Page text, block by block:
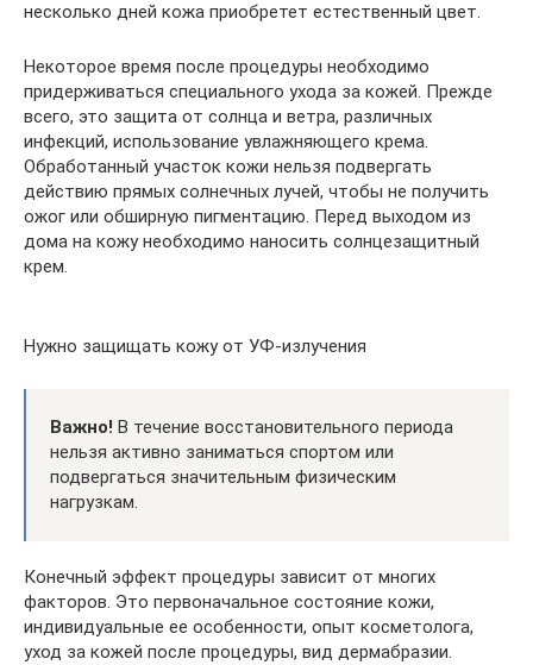
несколько дней кожа приобретет естественный цвет.
Некоторое время после процедуры необходимо
придерживаться специального ухода за кожей. Прежде
всего, это защита от солнца и ветра, различных
инфекций, использование увлажняющего крема.
Обработанный участок кожи нельзя подвергать
действию прямых солнечных лучей, чтобы не получить
ожог или обширную пигментацию. Перед выходом из
дома на кожу необходимо наносить солнцезащитный
крем.
Нужно защищать кожу от УФ-излучения
Важно! В течение восстановительного периода
нельзя активно заниматься спортом или
подвергаться значительным физическим
нагрузкам.
Конечный эффект процедуры зависит от многих
факторов. Это первоначальное состояние кожи,
индивидуальные ее особенности, опыт косметолога,
уход за кожей после процедуры, вид дермабразии.